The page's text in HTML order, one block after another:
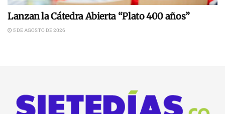
Lanzan la Cátedra Abierta “Plato 400 años”
5 DE AGOSTO DE 2026